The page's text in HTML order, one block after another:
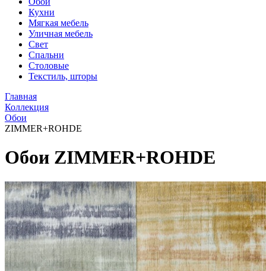
Кухни
Мягкая мебель
Уличная мебель
Свет
Спальни
Столовые
Текстиль, шторы
Главная
Коллекция
Обои
ZIMMER+ROHDE
Обои ZIMMER+ROHDE